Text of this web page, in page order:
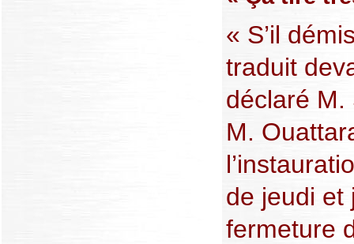
« S’il
traduit
déclaré M.
M.
de jeudi et
fermeture